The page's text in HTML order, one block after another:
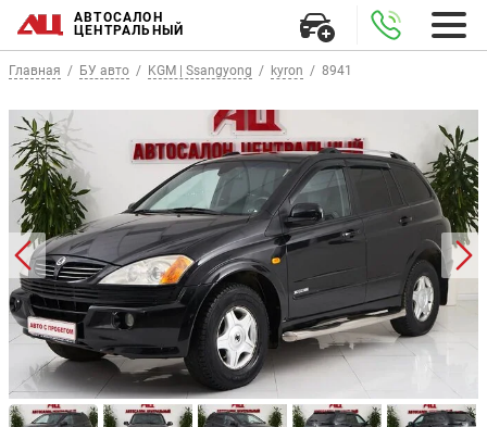
АВТОСАЛОН
ЦЕНТРАЛЬНЫЙ
Главная БУ авто KGM | Ssangyong kyron 8941